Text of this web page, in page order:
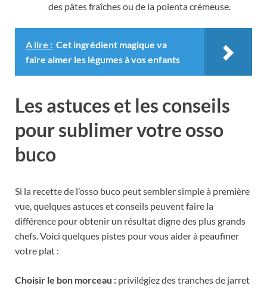
des pâtes fraîches ou de la polenta crémeuse.
A lire : Cet ingrédient magique va
faire aimer les légumes à vos enfants
Les astuces et les conseils
pour sublimer votre osso
buco
Si la recette de l’osso buco peut sembler simple à première
vue, quelques astuces et conseils peuvent faire la
différence pour obtenir un résultat digne des plus grands
chefs. Voici quelques pistes pour vous aider à peaufiner
votre plat :
Choisir le bon morceau : privilégiez des tranches de jarret